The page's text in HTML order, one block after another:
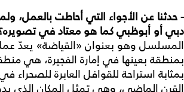
- حدثنا عن الأجواء التيأحاطتبالعمل،
دبيأو أبوظبيكما هو معتادفي
المسلسل وهو بعنوان «القياضة» يعدّ عملاً
بمنطقة بعينها في إمارة الفجيرة، هي
بمثابة استراحة للقوافل العابرة
القرن الماضي، وهي تمثل المكان الذي